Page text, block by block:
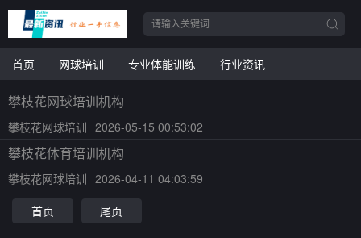
首页 网球培训 专业体能训练 行业资讯
攀枝花网球培训机构
攀枝花网球培训 2026-05-15 00:53:02
攀枝花体育培训机构
攀枝花网球培训 2026-04-11 04:03:59
首页
尾页